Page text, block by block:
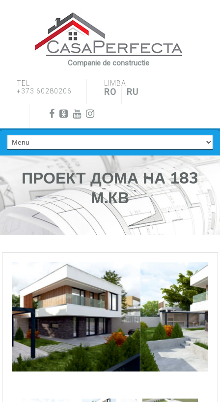
Companie de constructie
TEL
+373 60280206
LIMBA:
RO RU
ПРОЕКТ ДОМА НА 183
М.КВ